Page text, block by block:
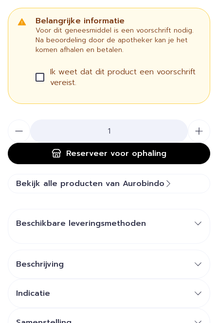
Belangrijke informatie
Voor dit geneesmiddel is een voorschrift nodig.
Na beoordeling door de apotheker kan je het
komen afhalen en betalen.
Ik weet dat dit product een voorschrift
vereist.
Reserveer voor ophaling
Bekijk alle producten van Aurobindo
Beschikbare leveringsmethoden
Beschrijving
Indicatie